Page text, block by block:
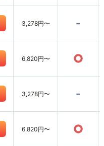
3,278円〜 -
6,820円〜 ○
3,278円〜 -
6,820円〜 ○